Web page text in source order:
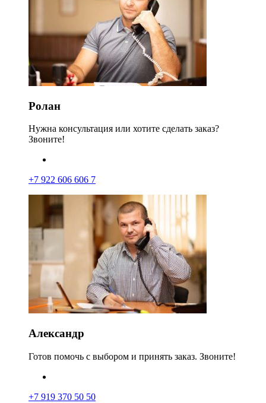
Ролан
Нужна консультация или хотите сделать заказ?
Звоните!
+7 922 606 606 7
Александр
Готов помочь с выбором и принять заказ. Звоните!
+7 919 370 50 50